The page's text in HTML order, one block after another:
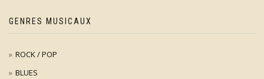
GENRES MUSICAUX
ROCK / POP
BLUES